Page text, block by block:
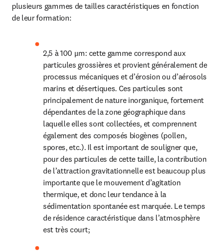
plusieurs gammes de tailles caractéristiques en fonction
de leur formation:
2,5 à 100 μm: cette gamme correspond aux
particules grossières et provient généralement de
processus mécaniques et d’érosion ou d’aérosols
marins et désertiques. Ces particules sont
principalement de nature inorganique, fortement
dépendantes de la zone géographique dans
laquelle elles sont collectées, et comprennent
également des composés biogènes (pollen,
spores, etc.). Il est important de souligner que,
pour des particules de cette taille, la contribution
de l’attraction gravitationnelle est beaucoup plus
importante que le mouvement d’agitation
thermique, et donc leur tendance à la
sédimentation spontanée est marquée. Le temps
de résidence caractéristique dans l’atmosphère
est très court;